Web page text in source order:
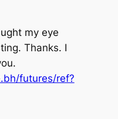
my eye
Thanks. I
futures/ref?